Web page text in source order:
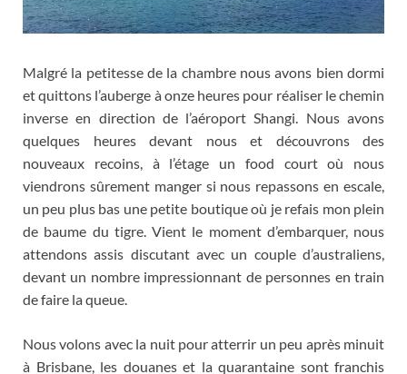
Malgré la petitesse de la chambre nous avons bien dormi
et quittons l’auberge à onze heures pour réaliser le chemin
inverse en direction de l’aéroport Shangi. Nous avons
quelques heures devant nous et découvrons des
nouveaux recoins, à l’étage un food court où nous
viendrons sûrement manger si nous repassons en escale,
un peu plus bas une petite boutique où je refais mon plein
de baume du tigre. Vient le moment d’embarquer, nous
attendons assis discutant avec un couple d’australiens,
devant un nombre impressionnant de personnes en train
de faire la queue.
Nous volons avec la nuit pour atterrir un peu après minuit
à Brisbane, les douanes et la quarantaine sont franchis